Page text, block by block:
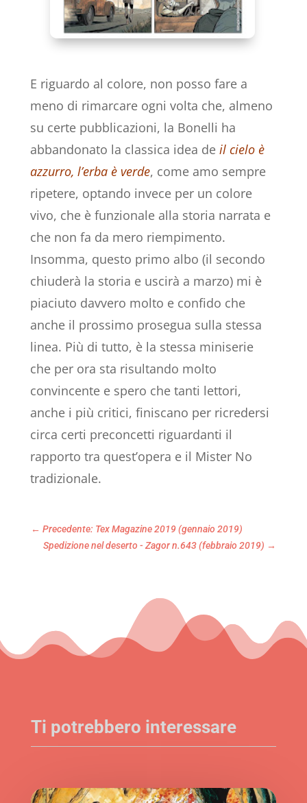
E riguardo al colore, non posso fare a
meno di rimarcare ogni volta che, almeno
su certe pubblicazioni, la Bonelli ha
abbandonato la classica idea de il cielo è
azzurro, l’erba è verde, come amo sempre
ripetere, optando invece per un colore
vivo, che è funzionale alla storia narrata e
che non fa da mero riempimento.
Insomma, questo primo albo (il secondo
chiuderà la storia e uscirà a marzo) mi è
piaciuto davvero molto e confido che
anche il prossimo prosegua sulla stessa
linea. Più di tutto, è la stessa miniserie
che per ora sta risultando molto
convincente e spero che tanti lettori,
anche i più critici, finiscano per ricredersi
circa certi preconcetti riguardanti il
rapporto tra quest’opera e il Mister No
tradizionale.
← Precedente: Tex Magazine 2019 (gennaio 2019)
Spedizione nel deserto - Zagor n.643 (febbraio 2019) →
Ti potrebbero interessare